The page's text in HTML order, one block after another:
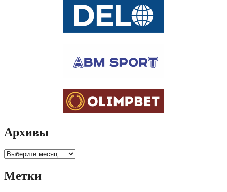
Архивы
Архивы
Метки